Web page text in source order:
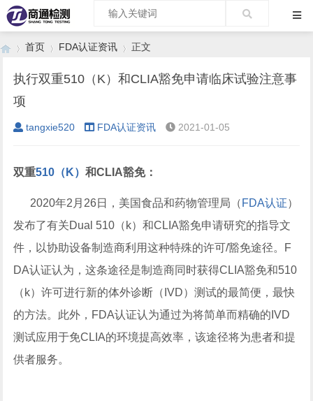
首页 FDA认证资讯 正文
执行双重510（K）和CLIA豁免申请临床试验注意事
项
tangxie520 FDA认证资讯 2021-01-05
双重510（K）和CLIA豁免：
2020年2月26日，美国食品和药物管理局（ FDA认证）
发布了有关Dual 510（k）和CLIA豁免申请研究的指导文
件，以协助设备制造商利用这种特殊的许可/豁免途径。F
DA认证认为，这条途径是制造商同时获得CLIA豁免和510
（k）许可进行新的体外诊断（IVD）测试的最简便，最快
的方法。此外，FDA认证认为通过为将简单而精确的IVD
测试应用于免CLIA的环境提高效率，该途径将为患者和提
供者服务。